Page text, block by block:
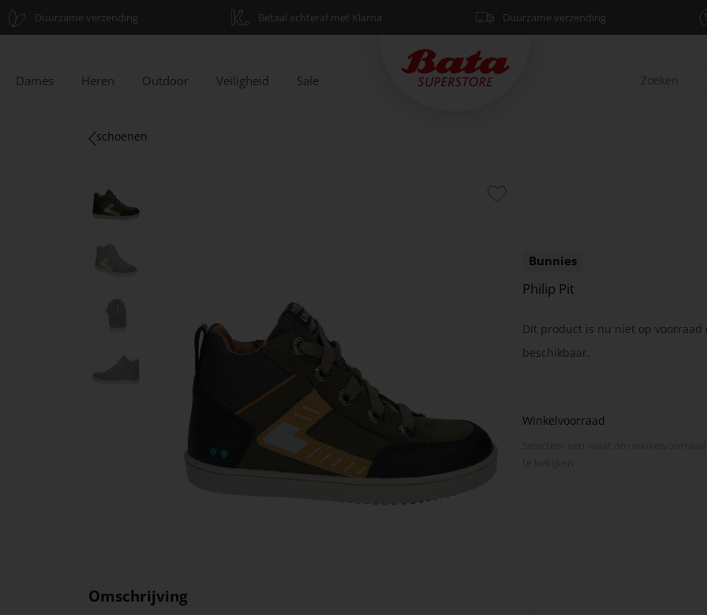
Duurzame verzending Betaal achteraf met Klarna Duurzame verzending
Dames Heren Outdoor Veiligheid Sale
schoenen
Bunnies
Philip Pit
Dit product is nu niet op voorraad
beschikbaar.
Winkelvoorraad
Omschrijving